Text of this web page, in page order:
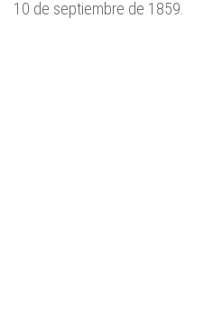
10 de septiembre de 1859.